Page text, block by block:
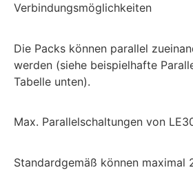
Verbindungsmöglichkeiten
Die Packs können parallel
werden (siehe beispielhafte
Tabelle unten).
Max. Parallelschaltungen von
Standardgemäß können maximal